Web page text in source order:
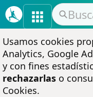
Usamos cookies
Analytics, Google
y con fines
rechazarlaso
Cookies.